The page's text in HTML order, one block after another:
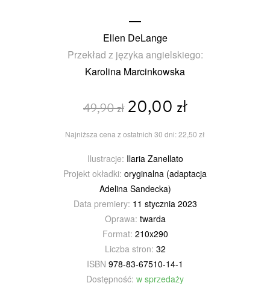
Ellen DeLange
Przekład z języka angielskiego:
Karolina Marcinkowska
49,90 zł20,00 zł
Najniższa cena z ostatnich 30 dni: 22,50 zł
Ilustracje: Ilaria Zanellato
Projekt okładki: oryginalna (adaptacja
Adelina Sandecka)
Data premiery: 11 stycznia 2023
Oprawa: twarda
Format: 210x290
Liczba stron: 32
ISBN 978-83-67510-14-1
Dostępność: w sprzedaży